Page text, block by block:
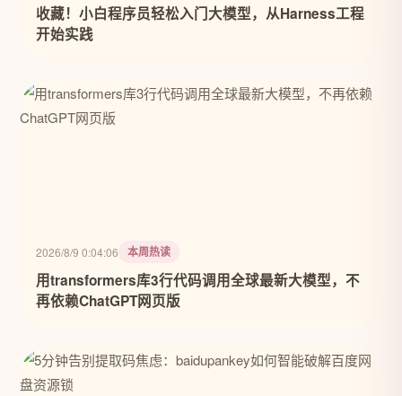
收藏！小白程序员轻松入门大模型，从Harness工程
开始实践
2026/8/9 0:04:06 本周热读
用transformers库3行代码调用全球最新大模型，不
再依赖ChatGPT网页版